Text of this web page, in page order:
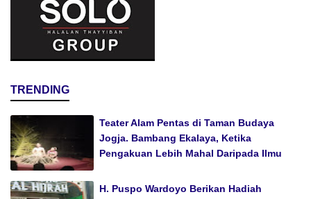
TRENDING
Teater Alam Pentas di Taman Budaya
Jogja. Bambang Ekalaya, Ketika
Pengakuan Lebih Mahal Daripada Ilmu
H. Puspo Wardoyo Berikan Hadiah